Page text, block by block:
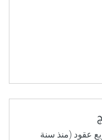
عقود (منذ سنة